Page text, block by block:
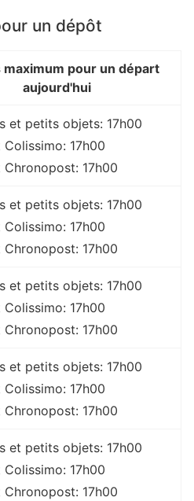
un dépôt
maximum pour un départ
aujourd'hui
et petits objets: 17h00
Colissimo: 17h00
Chronopost: 17h00
et petits objets: 17h00
Colissimo: 17h00
Chronopost: 17h00
et petits objets: 17h00
Colissimo: 17h00
Chronopost: 17h00
et petits objets: 17h00
Colissimo: 17h00
Chronopost: 17h00
et petits objets: 17h00
Colissimo: 17h00
Chronopost: 17h00